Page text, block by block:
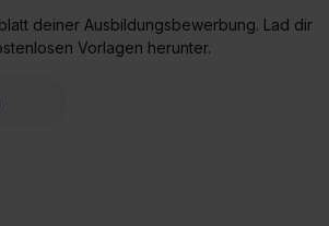
deiner Ausbildungsbewerbung. Lad dir
Vorlagen herunter.